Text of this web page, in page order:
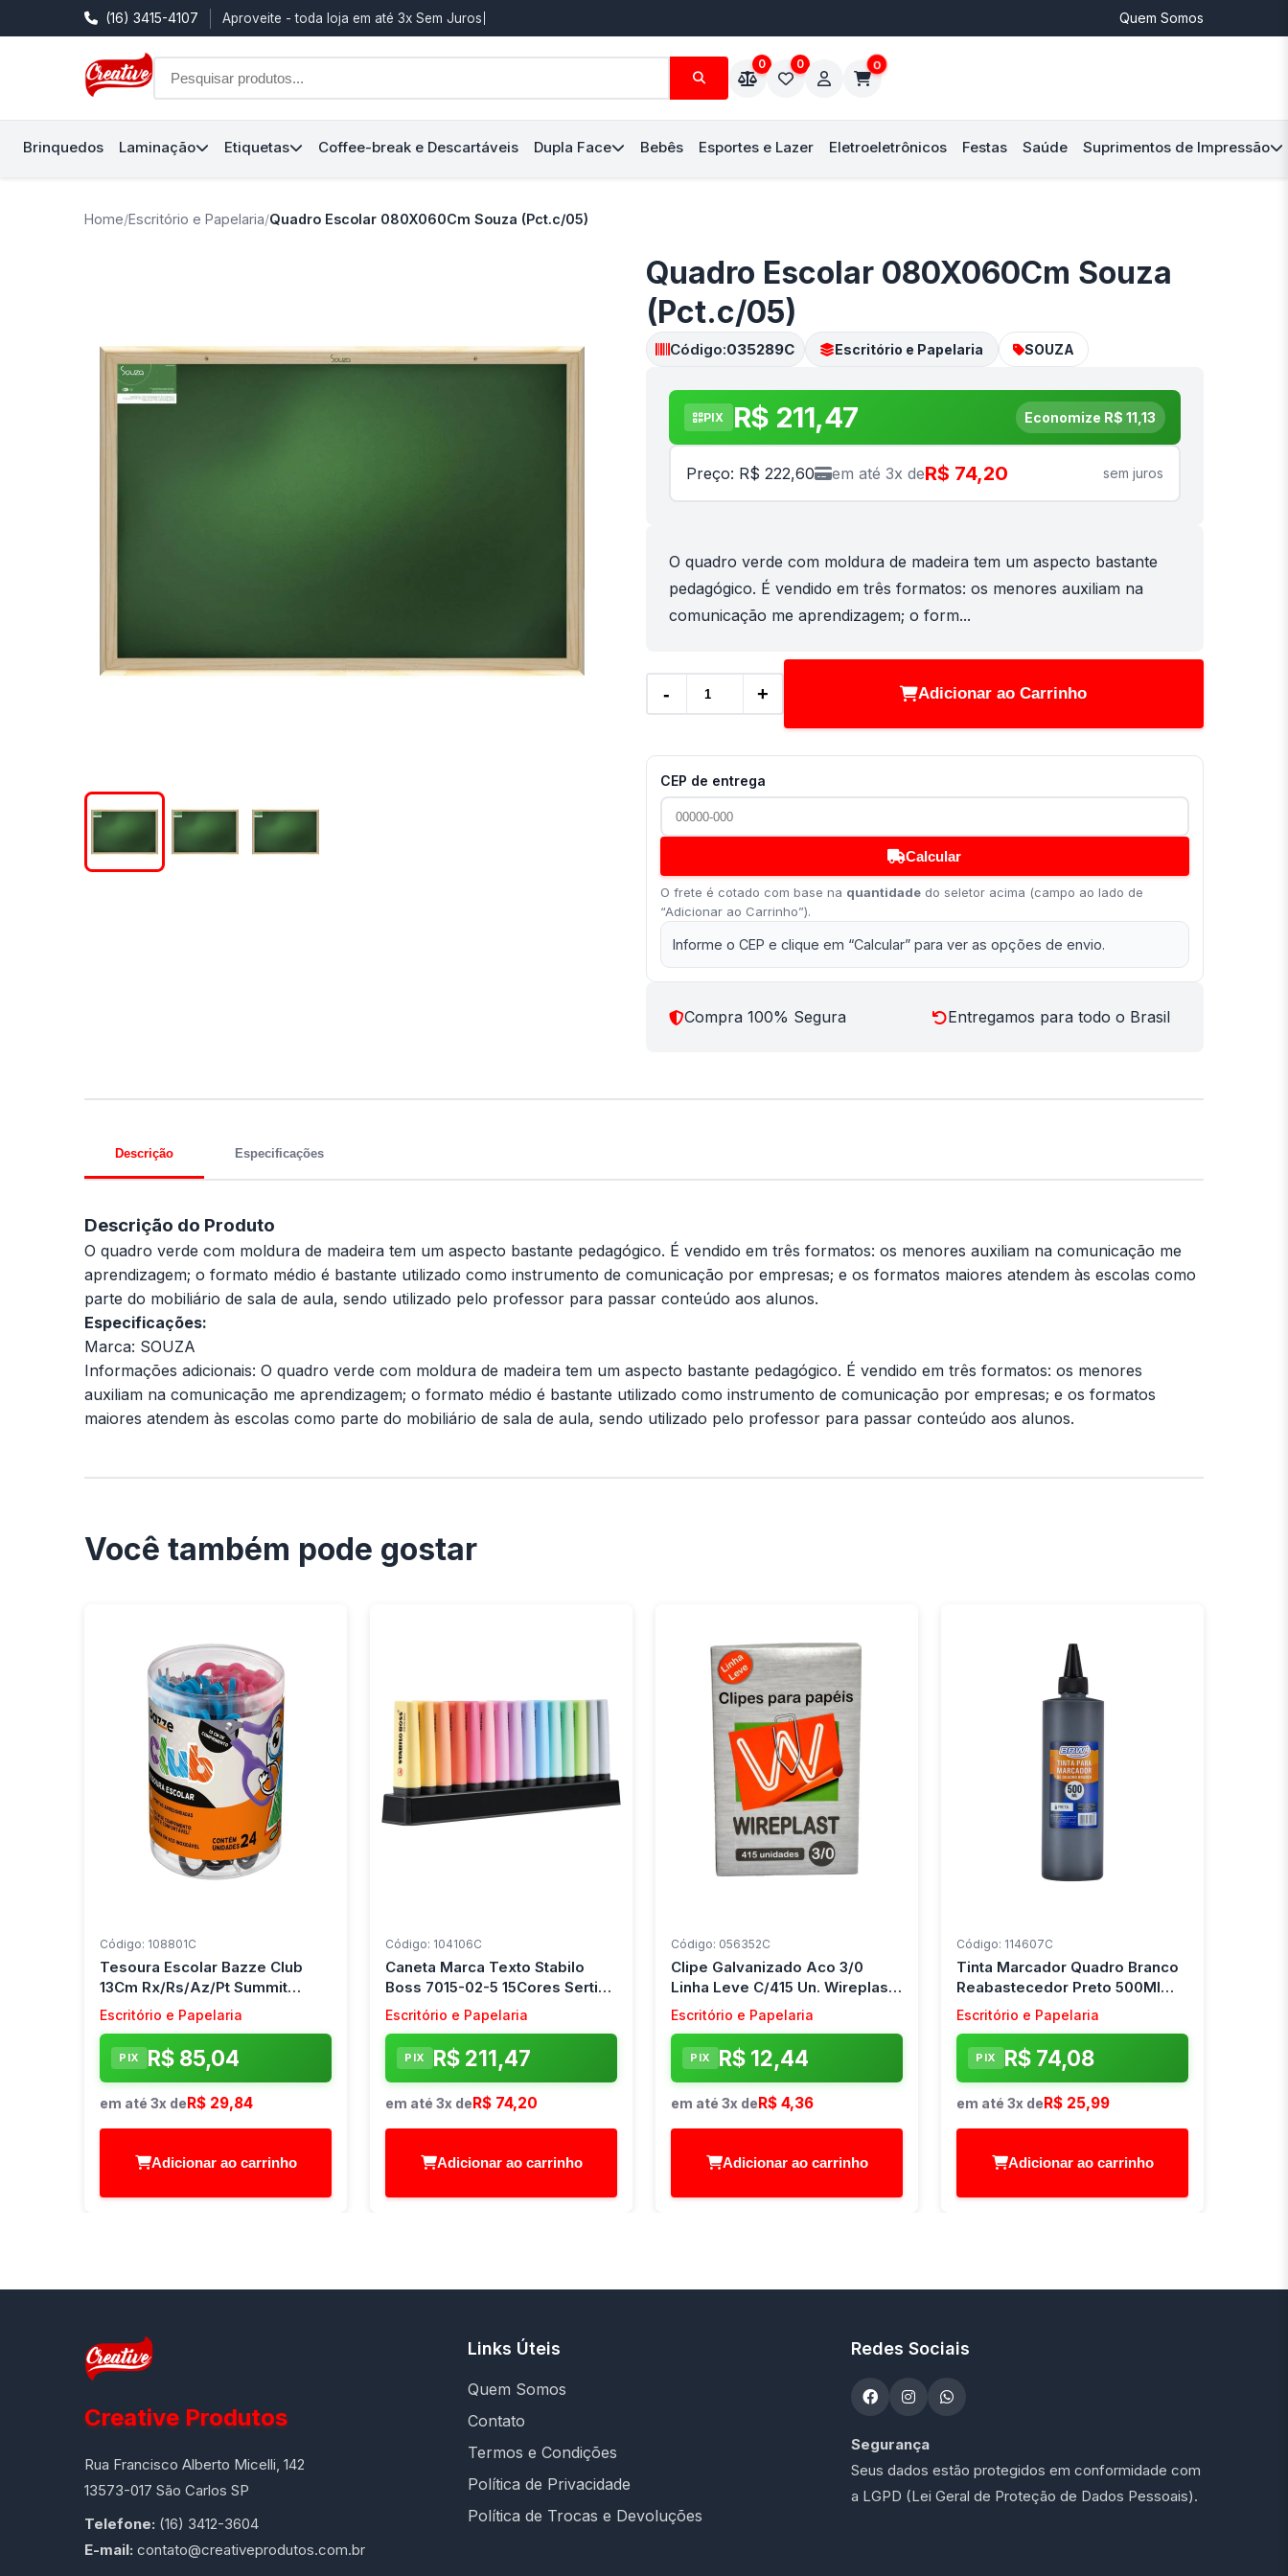
(16) 3415-4107 Aproveite - toda loja em até 3x Sem Juros Quem Somos
0 0 0
Brinquedos Laminação Etiquetas Coffee-break e Descartáveis Dupla Face Bebês Esportes e Lazer Eletroeletrônicos Festas Saúde Suprimentos de Impressão
Home/Escritório e Papelaria/Quadro Escolar 080X060Cm Souza (Pct.c/05)
Quadro Escolar 080X060Cm Souza
(Pct.c/05)
Código:035289C Escritório e Papelaria SOUZA
PIX R$ 211,47 Economize R$ 11,13
Preço: R$ 222,60 em até 3x deR$ 74,20 sem juros
O quadro verde com moldura de madeira tem um aspecto bastante
pedagógico. É vendido em três formatos: os menores auxiliam na
comunicação me aprendizagem; o form...
- + Adicionar ao Carrinho
CEP de entrega
Calcular
O frete é cotado com base na quantidadedo seletor acima (campo ao lado de
“Adicionar ao Carrinho”).
Informe o CEP e clique em “Calcular” para ver as opções de envio.
Compra 100% Segura Entregamos para todo o Brasil
Descrição Especificações
Descrição do Produto
O quadro verde com moldura de madeira tem um aspecto bastante pedagógico. É vendido em três formatos: os menores auxiliam na comunicação me
aprendizagem; o formato médio é bastante utilizado como instrumento de comunicação por empresas; e os formatos maiores atendem às escolas como
parte do mobiliário de sala de aula, sendo utilizado pelo professor para passar conteúdo aos alunos.
Especificações:
Marca: SOUZA
Informações adicionais: O quadro verde com moldura de madeira tem um aspecto bastante pedagógico. É vendido em três formatos: os menores
auxiliam na comunicação me aprendizagem; o formato médio é bastante utilizado como instrumento de comunicação por empresas; e os formatos
maiores atendem às escolas como parte do mobiliário de sala de aula, sendo utilizado pelo professor para passar conteúdo aos alunos.
Você também pode gostar
Código: 108801C
Tesoura Escolar Bazze Club
13Cm Rx/Rs/Az/Pt Summit
(Pote-24)
Escritório e Papelaria
PIX R$ 85,04
em até 3x deR$ 29,84
Adicionar ao carrinho
Código: 104106C
Caneta Marca Texto Stabilo
Boss 7015-02-5 15Cores Sertic
(Estojo)
Escritório e Papelaria
PIX R$ 211,47
em até 3x deR$ 74,20
Adicionar ao carrinho
Código: 056352C
Clipe Galvanizado Aco 3/0
Linha Leve C/415 Un. Wireplast
(Caixa)
Escritório e Papelaria
PIX R$ 12,44
em até 3x deR$ 4,36
Adicionar ao carrinho
Código: 114607C
Tinta Marcador Quadro Branco
Reabastecedor Preto 500Ml
Brw
Escritório e Papelaria
PIX R$ 74,08
em até 3x deR$ 25,99
Adicionar ao carrinho
Creative Produtos
Rua Francisco Alberto Micelli, 142
13573-017 São Carlos SP
Telefone: (16) 3412-3604
E-mail: contato@creativeprodutos.com.br
Links Úteis
Quem Somos
Contato
Termos e Condições
Política de Privacidade
Política de Trocas e Devoluções
Redes Sociais
Segurança
Seus dados estão protegidos em conformidade com
a LGPD (Lei Geral de Proteção de Dados Pessoais).